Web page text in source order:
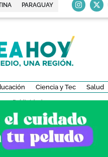
PARAGUAY
Ciencia y Tec Salud
- Publicidad -